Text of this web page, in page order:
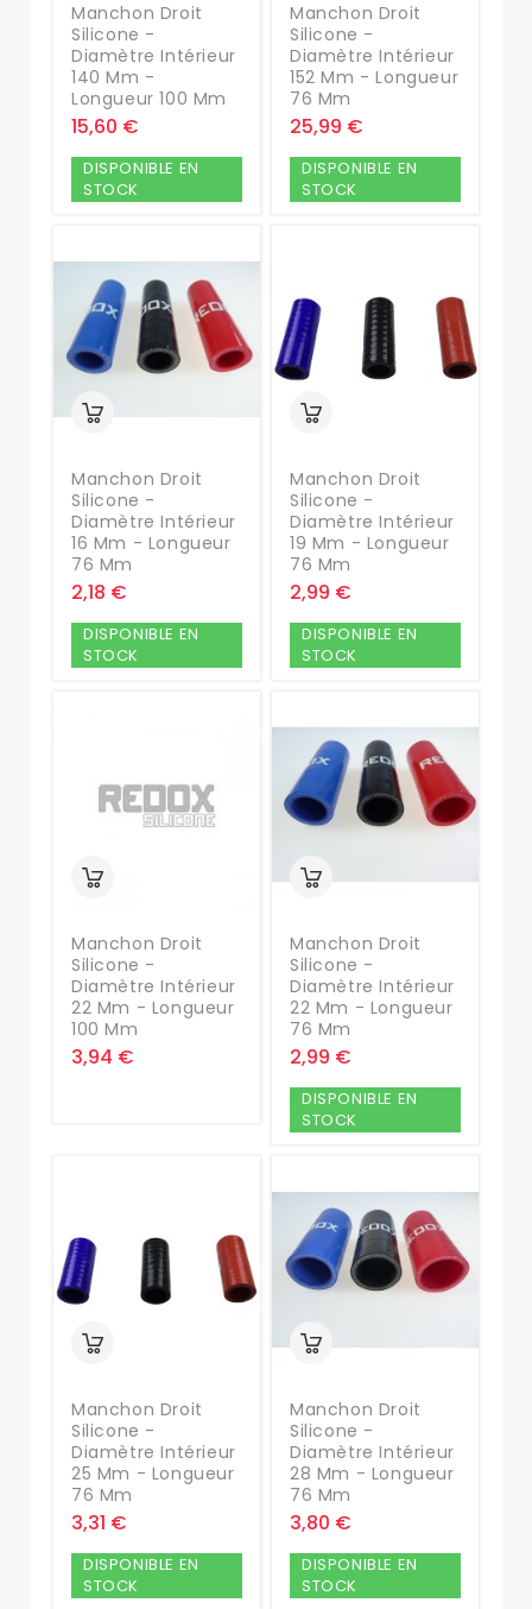
Manchon Droit
Silicone -
Diamètre Intérieur
140 Mm -
Longueur 100 Mm
15,60 €
DISPONIBLE EN
STOCK
Manchon Droit
Silicone -
Diamètre Intérieur
152 Mm - Longueur
76 Mm
25,99 €
DISPONIBLE EN
STOCK
Manchon Droit
Silicone -
Diamètre Intérieur
16 Mm - Longueur
76 Mm
2,18 €
DISPONIBLE EN
STOCK
Manchon Droit
Silicone -
Diamètre Intérieur
19 Mm - Longueur
76 Mm
2,99 €
DISPONIBLE EN
STOCK
Manchon Droit
Silicone -
Diamètre Intérieur
22 Mm - Longueur
100 Mm
3,94 €
Manchon Droit
Silicone -
Diamètre Intérieur
22 Mm - Longueur
76 Mm
2,99 €
DISPONIBLE EN
STOCK
Manchon Droit
Silicone -
Diamètre Intérieur
25 Mm - Longueur
76 Mm
3,31 €
DISPONIBLE EN
STOCK
Manchon Droit
Silicone -
Diamètre Intérieur
28 Mm - Longueur
76 Mm
3,80 €
DISPONIBLE EN
STOCK